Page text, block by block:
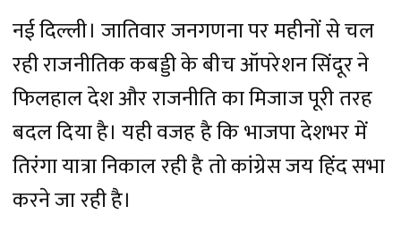
नई दिल्ली। जातिवार जनगणना पर महीनों से चल
रही राजनीतिक कबड्डी के बीच ऑपरेशन सिंदूर ने
फिलहाल देश और राजनीति का मिजाज पूरी तरह
बदल दिया है। यही वजह है कि भाजपा देशभर में
तिरंगा यात्रा निकाल रही है तो कांग्रेस जय हिंद सभा
करने जा रही है।